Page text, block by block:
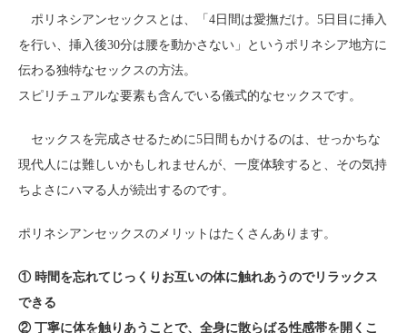
ポリネシアンセックスとは、「4日間は愛撫だけ。5日目に挿入
を行い、挿入後30分は腰を動かさない」というポリネシア地方に
伝わる独特なセックスの方法。
スピリチュアルな要素も含んでいる儀式的なセックスです。
セックスを完成させるために5日間もかけるのは、せっかちな
現代人には難しいかもしれませんが、一度体験すると、その気持
ちよさにハマる人が続出するのです。
ポリネシアンセックスのメリットはたくさんあります。
① 時間を忘れてじっくりお互いの体に触れあうのでリラックス
できる
② 丁寧に体を触りあうことで、全身に散らばる性感帯を開くこ